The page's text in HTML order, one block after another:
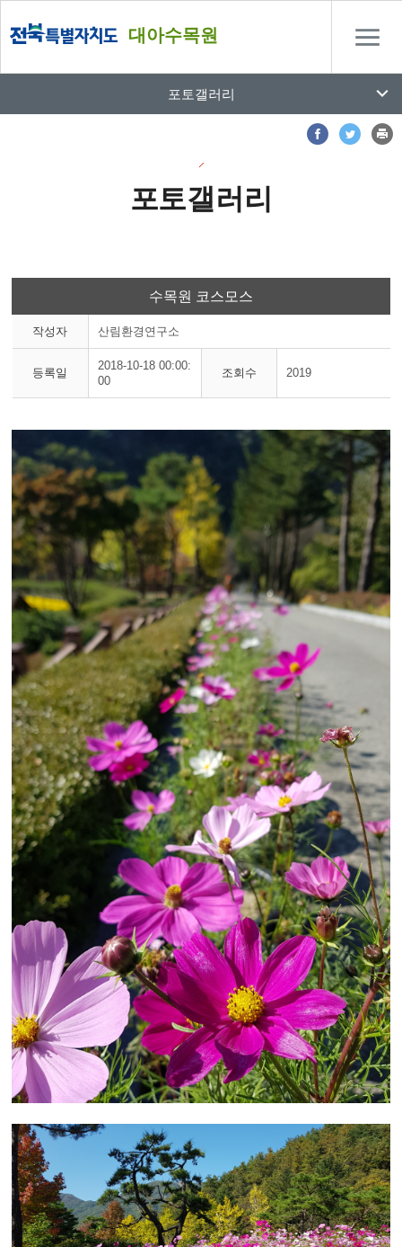
대아수목원
포토갤러리
포토갤러리
수목원 코스모스
작성자 산림환경연구소
등록일
2018-10-18 00:00:
00
조회수 2019